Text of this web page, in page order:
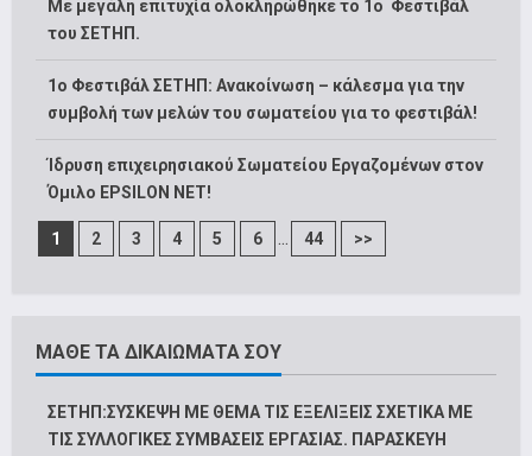
Με μεγάλη επιτυχία ολοκληρώθηκε το 1ο Φεστιβάλ
του ΣΕΤΗΠ.
1o Φεστιβάλ ΣΕΤΗΠ: Ανακοίνωση – κάλεσμα για την
συμβολή των μελών του σωματείου για το φεστιβάλ!
Ίδρυση επιχειρησιακού Σωματείου Εργαζομένων στον
Όμιλο EPSILON NET!
1 2 3 4 5 6 ... 44 >>
ΜΑΘΕ ΤΑ ΔΙΚΑΙΩΜΑΤΑ ΣΟΥ
ΣΕΤΗΠ:ΣΥΣΚΕΨΗ ΜΕ ΘΕΜΑ ΤΙΣ ΕΞΕΛΙΞΕΙΣ ΣΧΕΤΙΚΑ ΜΕ
ΤΙΣ ΣΥΛΛΟΓΙΚΕΣ ΣΥΜΒΑΣΕΙΣ ΕΡΓΑΣΙΑΣ. ΠΑΡΑΣΚΕΥΗ